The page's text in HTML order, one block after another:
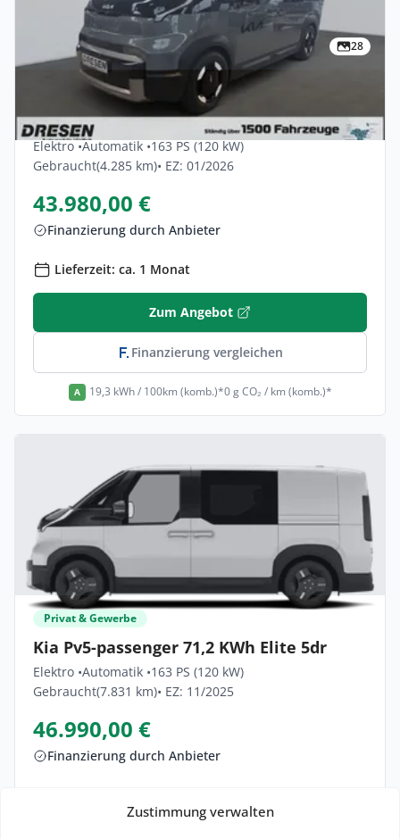
Zustimmung verwalten
28
Privat & Gewerbe
Kia Pv5-passenger 71,2 KWh Elite 5dr
Elektro •Automatik •163 PS (120 kW)
Gebraucht(4.285 km)• EZ: 01/2026
43.980,00 €
Finanzierung durch Anbieter
Lieferzeit: ca. 1 Monat
Zum Angebot
Finanzierung vergleichen
A 19,3 kWh / 100km (komb.)*0 g CO₂ / km (komb.)*
Privat & Gewerbe
Kia Pv5-passenger 71,2 KWh Elite 5dr
Elektro •Automatik •163 PS (120 kW)
Gebraucht(7.831 km)• EZ: 11/2025
46.990,00 €
Finanzierung durch Anbieter